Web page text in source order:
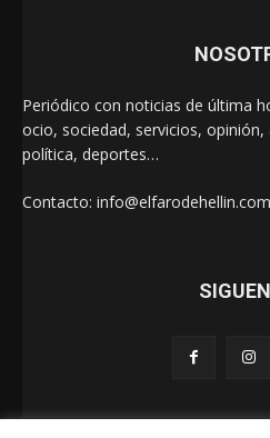
Periódico con noticias de última
ocio, sociedad, servicios,
política, deportes…
Contacto: info@elfarodehellin.com